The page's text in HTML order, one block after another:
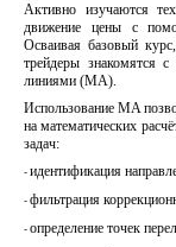
Активно изучаются
движение цены с
Осваивая базовый
трейдеры знакомятся
линиями (MA).
Использование MA
на математических
задач:
- идентификация
- фильтрация
- определение точек